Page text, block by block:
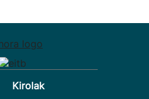
Kirolak